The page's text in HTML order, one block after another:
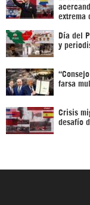
extrema
Día del
y
farsa
Crisis
desafío